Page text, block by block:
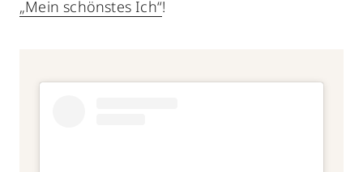
„Mein schönstes Ich“!